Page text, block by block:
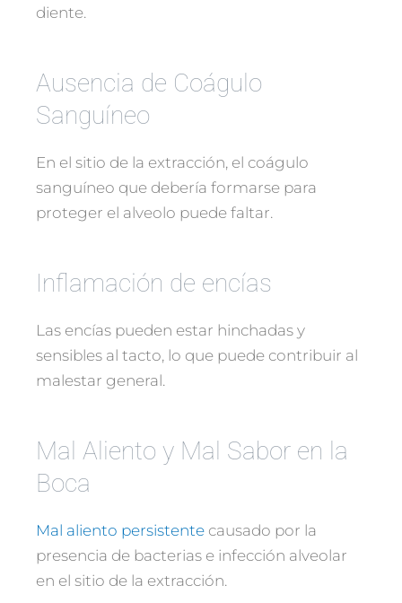
diente.
Ausencia de Coágulo
Sanguíneo
En el sitio de la extracción, el coágulo
sanguíneo que debería formarse para
proteger el alveolo puede faltar.
Inflamación de encías
Las encías pueden estar hinchadas y
sensibles al tacto, lo que puede contribuir al
malestar general.
Mal Aliento y Mal Sabor en la
Boca
Mal aliento persistente causado por la
presencia de bacterias e infección alveolar
en el sitio de la extracción.